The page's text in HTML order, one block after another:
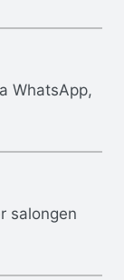
WhatsApp,
salongen